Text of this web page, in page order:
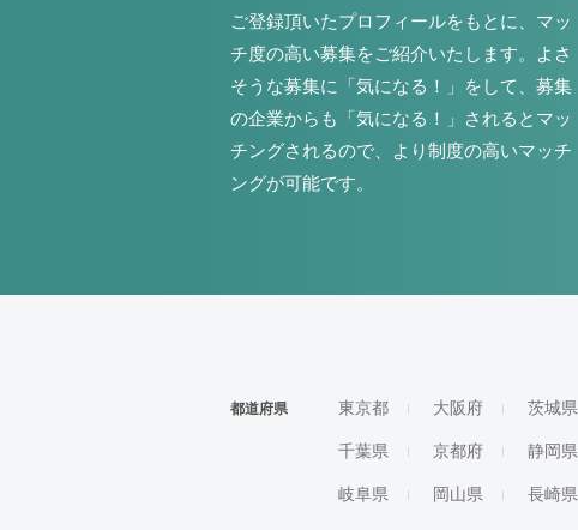
ご登録頂いたプロフィールをもとに、マッ
チ度の高い募集をご紹介いたします。よさ
そうな募集に「気になる！」をして、募集
の企業からも「気になる！」されるとマッ
チングされるので、より制度の高いマッチ
ングが可能です。
都道府県 東京都 大阪府 茨城県
千葉県 京都府 静岡県
岐阜県 岡山県 長崎県